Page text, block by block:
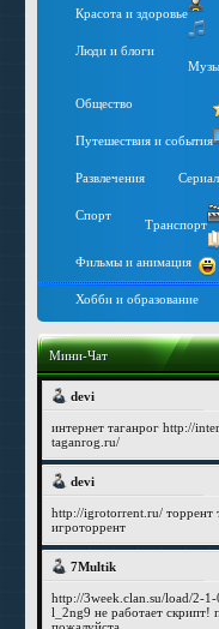
Красота и здоровье
Люди и блоги
Общество
Путешествия и события
Развлечения
Спорт
Транспорт
Фильмы и анимация
Хобби и образование
Мини-Чат